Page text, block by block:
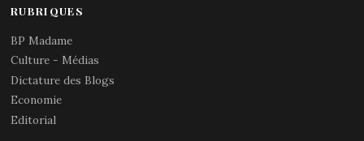
RUBRIQUES
BP Madame
Culture - Médias
Dictature des Blogs
Economie
Editorial